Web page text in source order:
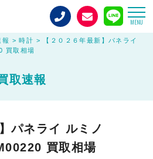
MENU
報 >時計 >
【２０２６年最新】パネライ
買取相場
取速報
パネライ ルミノ
買取相場